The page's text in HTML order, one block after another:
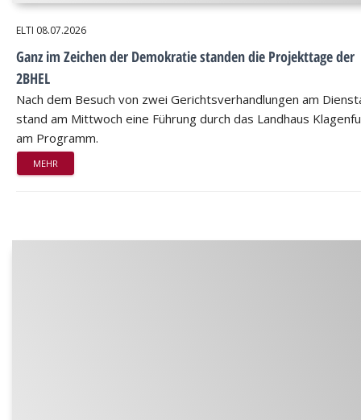
ELTI 08.07.2026
Ganz im Zeichen der Demokratie standen die Projekttage der
2BHEL
Nach dem Besuch von zwei Gerichtsverhandlungen am
stand am Mittwoch eine Führung durch das Landhaus
am Programm.
MEHR